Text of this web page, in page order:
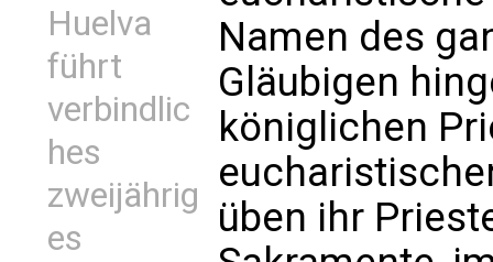
Huelva
führt
verbindlic
hes
zweijährig
es
Namen des
Gläubigen
königlichen
üben ihr